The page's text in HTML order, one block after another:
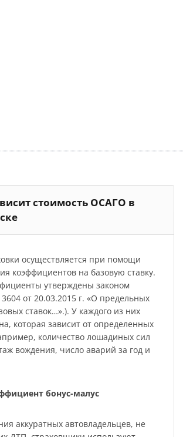
стоимость ОСАГО в
осуществляется при помощи
коэффициентов на базовую ставку.
утверждены законом
от 20.03.2015 г. «О предельных
ставок…».). У каждого из них
которая зависит от определенных
количество лошадиных сил
вождения, число аварий за год и
бонус-малус
аккуратных автовладельцев, не